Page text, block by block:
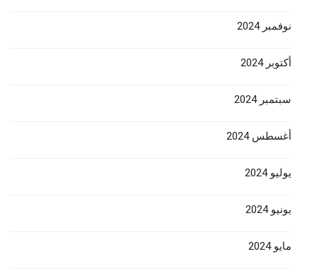
نوفمبر 2024
أكتوبر 2024
سبتمبر 2024
أغسطس 2024
يوليو 2024
يونيو 2024
مايو 2024